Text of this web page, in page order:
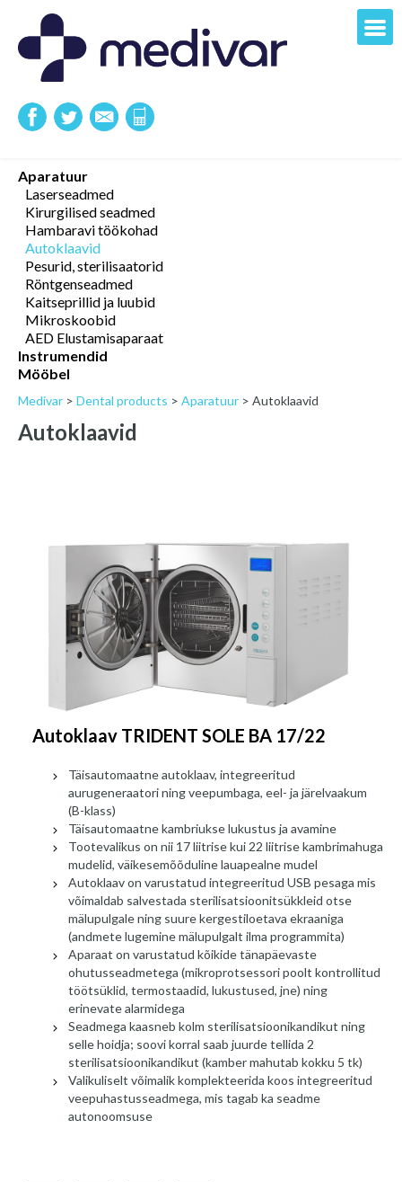
Aparatuur
Laserseadmed
Kirurgilised seadmed
Hambaravi töökohad
Autoklaavid
Pesurid, sterilisaatorid
Röntgenseadmed
Kaitseprillid ja luubid
Mikroskoobid
AED Elustamisaparaat
Instrumendid
Mööbel
Medivar > Dental products > Aparatuur > Autoklaavid
Autoklaavid
Autoklaav TRIDENT SOLE BA 17/22
Täisautomaatne autoklaav, integreeritud
aurugeneraatori ning veepumbaga, eel- ja järelvaakum
(B-klass)
Täisautomaatne kambriukse lukustus ja avamine
Tootevalikus on nii 17 liitrise kui 22 liitrise kambrimahuga
mudelid, väikesemõõduline lauapealne mudel
Autoklaav on varustatud integreeritud USB pesaga mis
võimaldab salvestada sterilisatsioonitsükkleid otse
mälupulgale ning suure kergestiloetava ekraaniga
(andmete lugemine mälupulgalt ilma programmita)
Aparaat on varustatud kõikide tänapäevaste
ohutusseadmetega (mikroprotsessori poolt kontrollitud
töötsüklid, termostaadid, lukustused, jne) ning
erinevate alarmidega
Seadmega kaasneb kolm sterilisatsioonikandikut ning
selle hoidja; soovi korral saab juurde tellida 2
sterilisatsioonikandikut (kamber mahutab kokku 5 tk)
Valikuliselt võimalik komplekteerida koos integreeritud
veepuhastusseadmega, mis tagab ka seadme
autonoomsuse